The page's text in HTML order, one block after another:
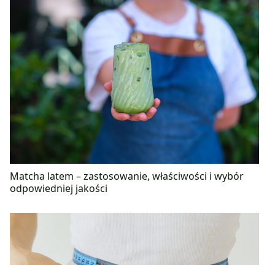
Matcha latem – zastosowanie, właściwości i wybór
odpowiedniej jakości